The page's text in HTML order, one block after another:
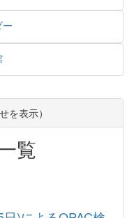
を表示）
覧